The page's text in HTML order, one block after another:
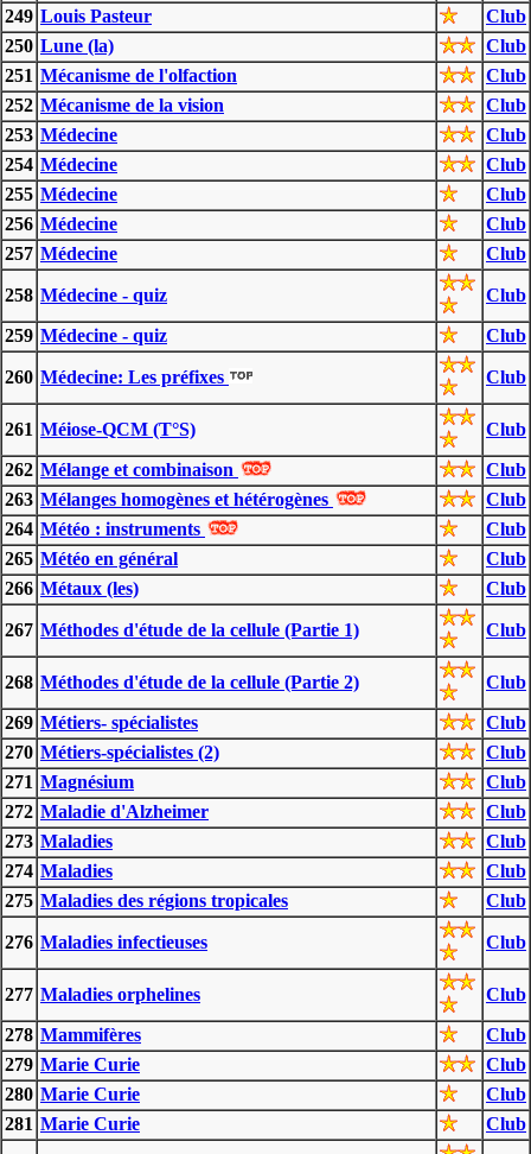
249 Louis Pasteur
Club
250 Lune (la)
Club
251 Mécanisme de l'olfaction
Club
252 Mécanisme de la vision
Club
253 Médecine
Club
254 Médecine
Club
255 Médecine
Club
256 Médecine
Club
257 Médecine Club
258 Médecine - quiz
Club
259 Médecine - quiz Club
260 Médecine: Les préfixes Club
261 Méiose-QCM (T°S)
Club
262 Mélange et combinaison
Club
263 Mélanges homogènes et hétérogènes
Club
264 Météo : instruments
Club
265 Météo en général
Club
266 Métaux (les) Club
267 Méthodes d'étude de la cellule (Partie 1) Club
268 Méthodes d'étude de la cellule (Partie 2)
Club
269 Métiers- spécialistes
Club
270 Métiers-spécialistes (2)
Club
271 Magnésium
Club
272 Maladie d'Alzheimer
Club
273 Maladies
Club
274 Maladies
Club
275 Maladies des régions tropicales Club
276 Maladies infectieuses Club
277 Maladies orphelines
Club
278 Mammifères
Club
279 Marie Curie
Club
280 Marie Curie
Club
281 Marie Curie Club